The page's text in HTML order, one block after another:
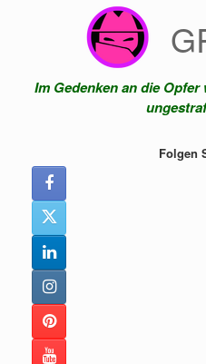
Im Gedenken an die
Folgen